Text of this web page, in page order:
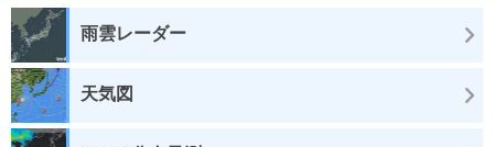
雨雲レーダー
天気図